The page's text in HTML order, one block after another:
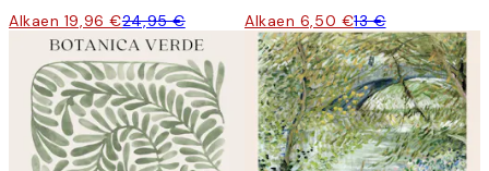
Alkaen 19,96 €24,95 € Alkaen 6,50 €13 €